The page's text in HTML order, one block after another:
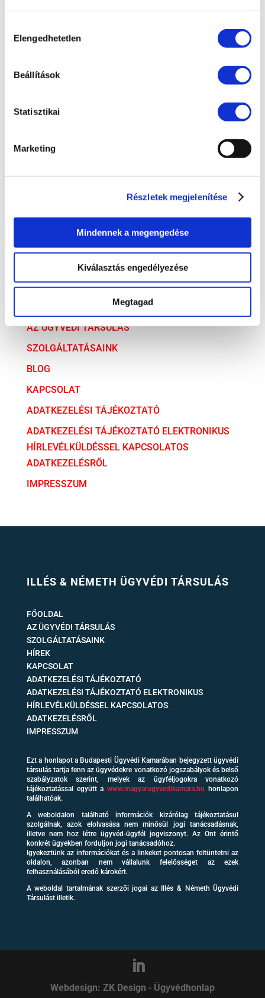
kiválasztása
Elengedhetetlen
Beállítások
Statisztikai
Marketing
Részletek megjelenítése
Mindennek a megengedése
Kiválasztás engedélyezése
Megtagad
Fogyasztóvédelem
Koronavírus
Munkajog
Peres eljárások
Polgári jog
Társasági jog
ARCHÍVUM
AZ ÜGYVÉDI TÁRSULÁS
SZOLGÁLTATÁSAINK
BLOG
KAPCSOLAT
ADATKEZELÉSI TÁJÉKOZTATÓ
ADATKEZELÉSI TÁJÉKOZTATÓ ELEKTRONIKUS
HÍRLEVÉLKÜLDÉSSEL KAPCSOLATOS
ADATKEZELÉSRŐL
IMPRESSZUM
ILLÉS & NÉMETH ÜGYVÉDI TÁRSULÁS
FŐOLDAL
AZ ÜGYVÉDI TÁRSULÁS
SZOLGÁLTATÁSAINK
HÍREK
KAPCSOLAT
ADATKEZELÉSI TÁJÉKOZTATÓ
ADATKEZELÉSI TÁJÉKOZTATÓ ELEKTRONIKUS
HÍRLEVÉLKÜLDÉSSEL KAPCSOLATOS
ADATKEZELÉSRŐL
IMPRESSZUM
Ezt a honlapot a Budapesti Ügyvédi Kamarában bejegyzett ügyvédi
társulás tartja fenn az ügyvédekre vonatkozó jogszabályok és belső
szabályzatok szerint, melyek az ügyféljogokra vonatkozó
tájékoztatással együtt awww.magyarugyvedikamara.hu honlapon
találhatóak.
A weboldalon található információk kizárólag tájékoztatásul
szolgálnak, azok elolvasása nem minősül jogi tanácsadásnak,
illetve nem hoz létre ügyvéd-ügyfél jogviszonyt. Az Önt érintő
konkrét ügyekben forduljon jogi tanácsadóhoz.
Igyekeztünk az információkat és a linkeket pontosan feltüntetni az
oldalon, azonban nem vállalunk felelősséget az ezek
felhasználásából eredő károkért.
A weboldal tartalmának szerzői jogai az Illés & Németh Ügyvédi
Társulást illetik.
Webdesign: ZK Design - Ügyvédhonlap